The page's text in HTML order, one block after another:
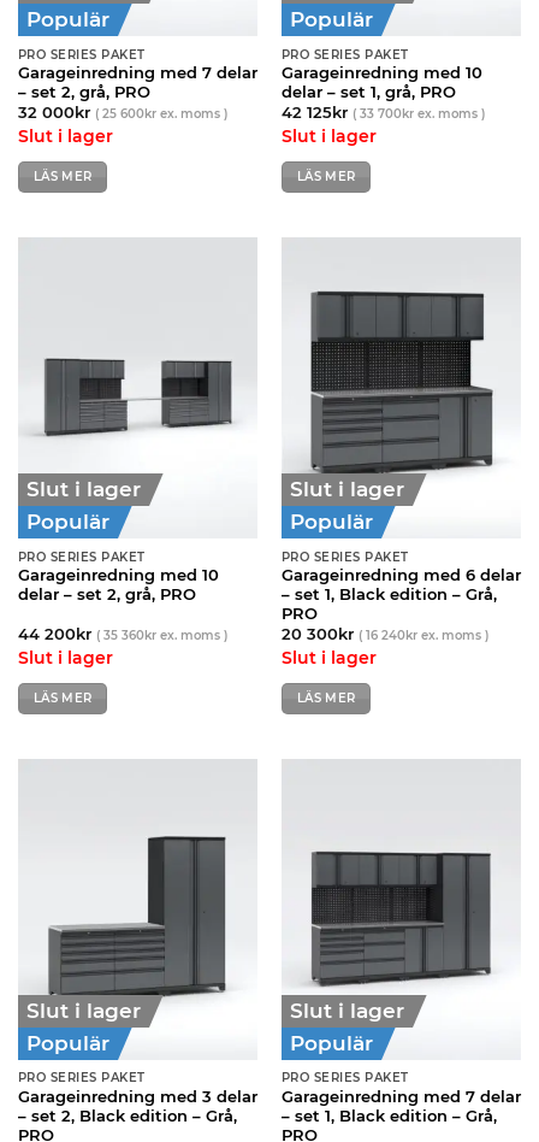
Populär
PRO SERIES PAKET
Garageinredning med 7 delar
– set 2, grå, PRO
32 000kr ( 25 600krex. moms )
Slut i lager
LÄS MER
Populär
PRO SERIES PAKET
Garageinredning med 10
delar – set 1, grå, PRO
42 125kr ( 33 700krex. moms )
Slut i lager
LÄS MER
Slut i lager
Populär
PRO SERIES PAKET
Garageinredning med 10
delar – set 2, grå, PRO
44 200kr ( 35 360krex. moms )
Slut i lager
LÄS MER
Slut i lager
Populär
PRO SERIES PAKET
Garageinredning med 6 delar
– set 1, Black edition – Grå,
PRO
20 300kr ( 16 240krex. moms )
Slut i lager
LÄS MER
Slut i lager
Populär
PRO SERIES PAKET
Garageinredning med 3 delar
– set 2, Black edition – Grå,
PRO
Slut i lager
Populär
PRO SERIES PAKET
Garageinredning med 7 delar
– set 1, Black edition – Grå,
PRO